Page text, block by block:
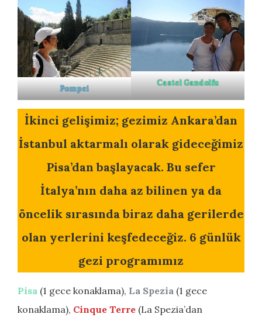
Pompei
Castel Gandolfu
İkinci gelişimiz; gezimiz Ankara’dan
İstanbul aktarmalı olarak gideceğimiz
Pisa’dan başlayacak. Bu sefer
İtalya’nın daha az bilinen ya da
öncelik sırasında biraz daha gerilerde
olan yerlerini keşfedeceğiz. 6 günlük
gezi programımız
Pisa (1 gece konaklama), La Spezia (1 gece
konaklama), Cinque Terre (La Spezia’dan